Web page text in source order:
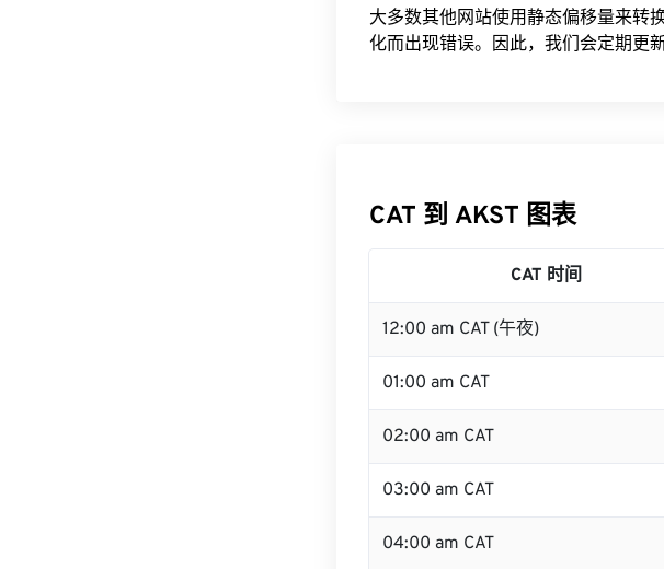
大多数其他网站使用静态偏移量来转
化而出现错误。因此，我们会定期更
CAT 到 AKST 图表
CAT 时间
12:00 am CAT (午夜)
01:00 am CAT
02:00 am CAT
03:00 am CAT
04:00 am CAT